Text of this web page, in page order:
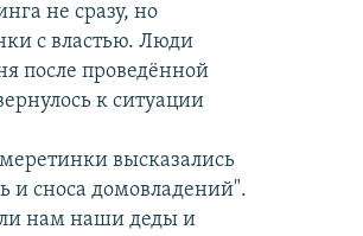
не сразу, но
с властью. Люди
после проведённой
к ситуации
высказались
и сноса домовладений".
нам наши деды и